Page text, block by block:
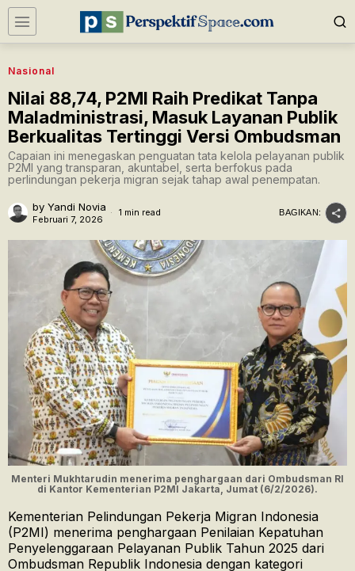
Nasional
Nilai 88,74, P2MI Raih Predikat Tanpa
Maladministrasi, Masuk Layanan Publik
Berkualitas Tertinggi Versi Ombudsman
Capaian ini menegaskan penguatan tata kelola pelayanan publik
P2MI yang transparan, akuntabel, serta berfokus pada
perlindungan pekerja migran sejak tahap awal penempatan.
by Yandi Novia
Februari 7, 2026
1 min read BAGIKAN:
Menteri Mukhtarudin menerima penghargaan dari Ombudsman RI
di Kantor Kementerian P2MI Jakarta, Jumat (6/2/2026).
Kementerian Pelindungan Pekerja Migran Indonesia
(P2MI) menerima penghargaan Penilaian Kepatuhan
Penyelenggaraan Pelayanan Publik Tahun 2025 dari
Ombudsman Republik Indonesia dengan kategori